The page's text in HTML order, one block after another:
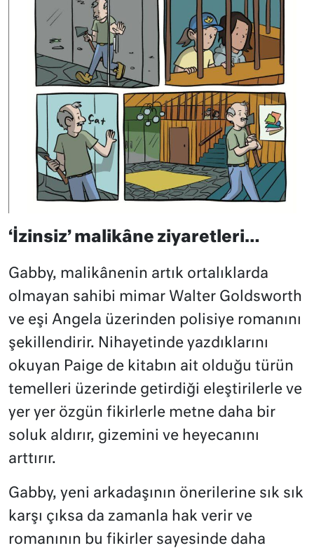
‘İzinsiz’ malikâne ziyaretleri…
Gabby, malikânenin artık ortalıklarda
olmayan sahibi mimar Walter Goldsworth
ve eşi Angela üzerinden polisiye romanını
şekillendirir. Nihayetinde yazdıklarını
okuyan Paige de kitabın ait olduğu türün
temelleri üzerinde getirdiği eleştirilerle ve
yer yer özgün fikirlerle metne daha bir
soluk aldırır, gizemini ve heyecanını
arttırır.
Gabby, yeni arkadaşının önerilerine sık sık
karşı çıksa da zamanla hak verir ve
romanının bu fikirler sayesinde daha